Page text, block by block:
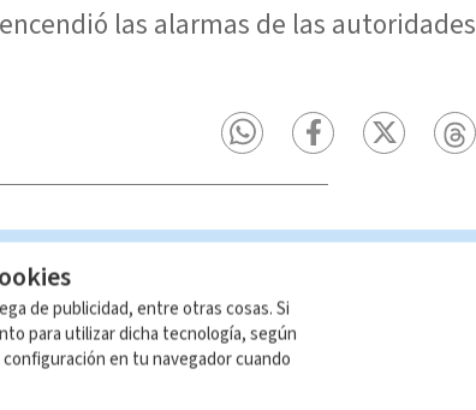
las alarmas de las autoridades
de publicidad, entre otras cosas. Si
para utilizar dicha tecnología, según
configuración en tu navegador cuando